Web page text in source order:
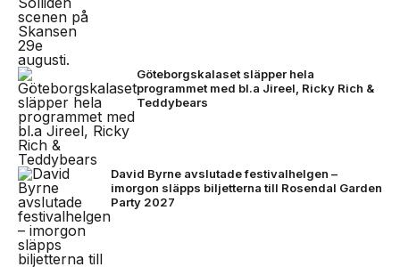
Göteborgskalaset släpper hela
programmet med bl.a Jireel, Ricky Rich &
Teddybears
David Byrne avslutade festivalhelgen –
imorgon släpps biljetterna till Rosendal Garden
Party 2027